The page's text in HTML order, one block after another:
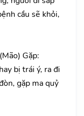
cầu sẽ khỏi,
Gặp:
bị trái ý, ra đi
gặp ma quỷ